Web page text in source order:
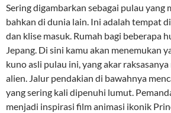
Sering digambarkan sebagai pulau yang
bahkan di dunia lain. Ini adalah tempat
dan klise masuk. Rumah bagi beberapa
Jepang. Di sini kamu akan menemukan
kuno asli pulau ini, yang akar
alien. Jalur pendakian di bawahnya
yang sering kali dipenuhi lumut.
menjadi inspirasi film animasi ikonik